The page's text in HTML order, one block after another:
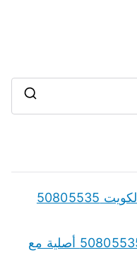
r
قطع غيار شانجان CHANGAN الكويت 50805535
قطع غيار دومي Domi الكويت 50805535 أصلية مع